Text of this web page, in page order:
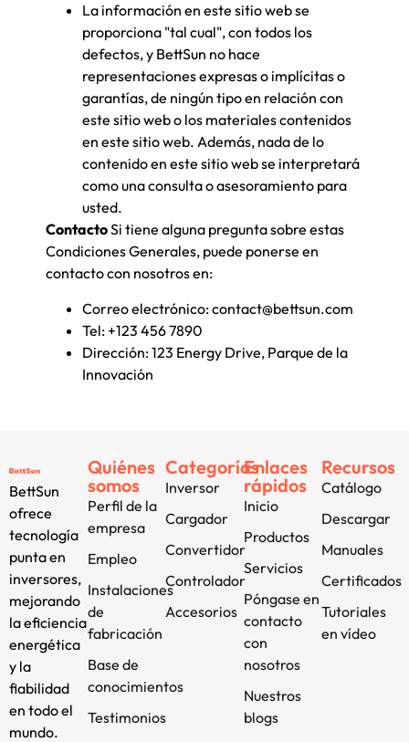
La información en este sitio web se
proporciona "tal cual", con todos los
defectos, y BettSun no hace
representaciones expresas o implícitas o
garantías, de ningún tipo en relación con
este sitio web o los materiales contenidos
en este sitio web. Además, nada de lo
contenido en este sitio web se interpretará
como una consulta o asesoramiento para
usted.
ContactoSi tiene alguna pregunta sobre estas
Condiciones Generales, puede ponerse en
contacto con nosotros en:
Correo electrónico:contact@bettsun.com
Tel: +123 456 7890
Dirección: 123 Energy Drive, Parque de la
Innovación
BettSun
ofrece
tecnología
punta en
inversores,
mejorando
la eficiencia
energética
y la
fiabilidad
en todo el
mundo.
Quiénes
somos
Perfil de la
empresa
Empleo
Instalaciones
de
fabricación
Base de
conocimientos
Testimonios
Categorías
Inversor
Cargador
Convertidor
Controlador
Accesorios
Enlaces
rápidos
Inicio
Productos
Servicios
Póngase en
contacto
con
nosotros
Nuestros
blogs
Recursos
Catálogo
Descargar
Manuales
Certificados
Tutoriales
en vídeo